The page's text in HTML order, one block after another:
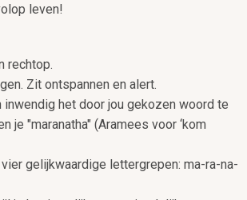
leven!
rechtop.
Zit ontspannen en alert.
het door jou gekozen woord te
je "maranatha" (Aramees voor ‘kom
gelijkwaardige lettergrepen: ma-ra-na-